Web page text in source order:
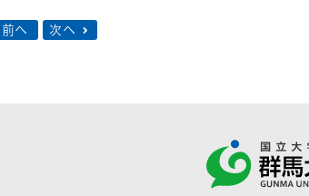
前へ 次へ